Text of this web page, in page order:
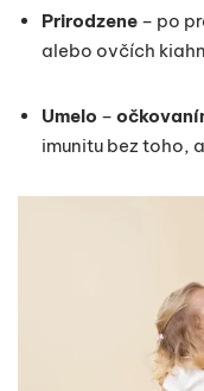
Prirodzene – po
alebo ovčích
Umelo –
imunitu bez toho,